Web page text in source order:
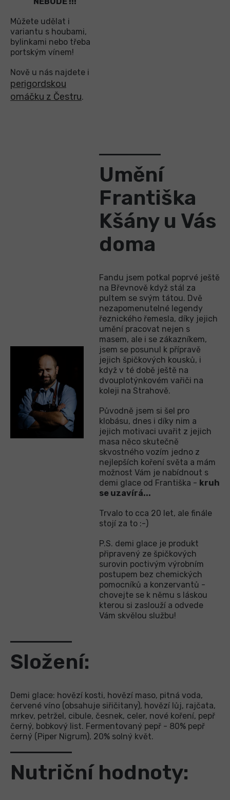
Můžete udělat i
variantu s houbami,
bylinkami nebo třeba
portským vínem!
Nově u nás najdete i
perigordskou
omáčku z Čestru.
Umění
Františka
Kšány u Vás
doma
Fandu jsem potkal poprvé ještě
na Břevnově když stál za
pultem se svým tátou. Dvě
nezapomenutelné legendy
řeznického řemesla, díky jejich
umění pracovat nejen s
masem, ale i se zákazníkem,
jsem se posunul k přípravě
jejich špičkových kousků, i
když v té době ještě na
dvouplotýnkovém vařiči na
koleji na Strahově.
Původně jsem si šel pro
klobásu, dnes i díky nim a
jejich motivaci uvařit z jejich
masa něco skutečně
skvostného vozím jedno z
nejlepších koření světa a mám
možnost Vám je nabídnout s
demi glace od Františka - kruh
se uzavírá...
Trvalo to cca 20 let, ale finále
stojí za to :-)
P.S. demi glace je produkt
připravený ze špičkových
surovin poctivým výrobním
postupem bez chemických
pomocníků a konzervantů -
chovejte se k němu s láskou
kterou si zaslouží a odvede
Vám skvělou službu!
Složení:
Demi glace: hovězí kosti, hovězí maso, pitná voda,
červené víno (obsahuje siřičitany), hovězí lůj, rajčata,
mrkev, petržel, cibule, česnek, celer, nové koření, pepř
černý, bobkový list. Fermentovaný pepř - 80% pepř
černý (Piper Nigrum), 20% solný květ.
Nutriční hodnoty: